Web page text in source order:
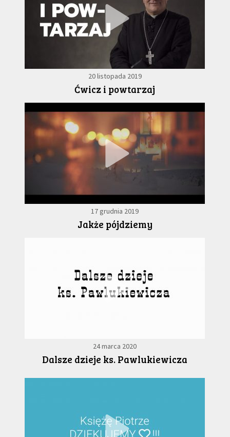
20 listopada 2019
Ćwicz i powtarzaj
17 grudnia 2019
Jakże pójdziemy
24 marca 2020
Dalsze dzieje ks. Pawlukiewicza